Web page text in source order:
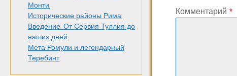
Монти.
Исторические районы Рима.
Введение. От Сервия Туллия до
наших дней.
Мета Ромули и легендарный
Теребинт
Комментарий*